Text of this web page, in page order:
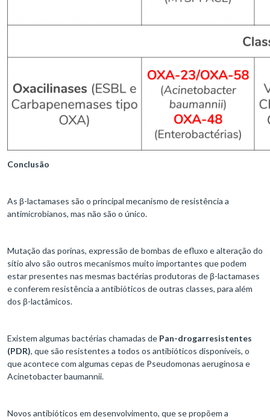
Conclusão
As β-lactamases são o principal mecanismo de resistência a
antimicrobianos, mas não são o único.
Mutação das porinas, expressão de bombas de efluxo e alteração do
sítio alvo são outros mecanismos muito importantes que podem
estar presentes nas mesmas bactérias produtoras de β-lactamases
e conferem resistência a antibióticos de outras classes, para além
dos β-lactâmicos.
Existem algumas bactérias chamadas de Pan-drogarresistentes
(PDR), que são resistentes a todos os antibióticos disponíveis, o
que acontece com algumas cepas de Pseudomonas aeruginosa e
Acinetobacter baumannii.
Novos antibióticos em desenvolvimento, que se propõem a